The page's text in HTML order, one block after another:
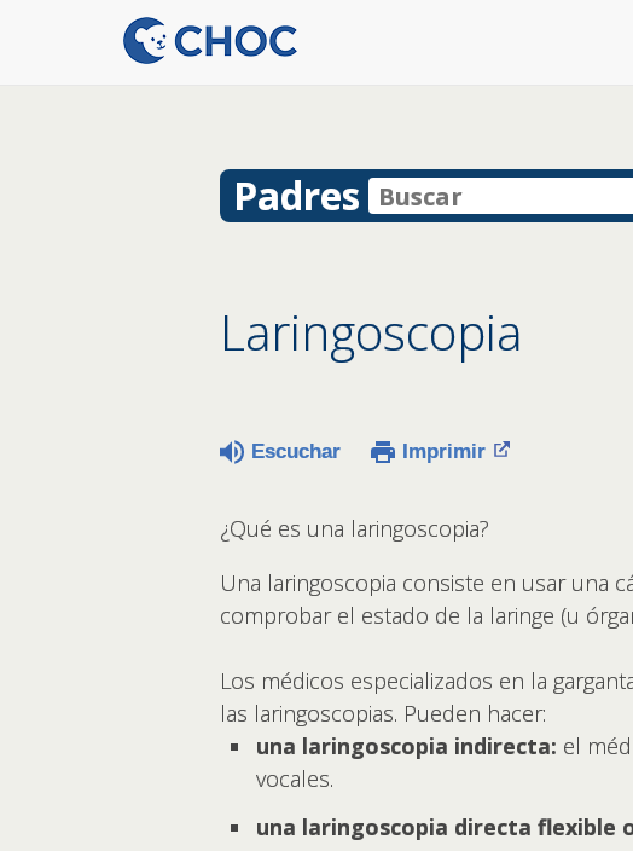
Padres
Laringoscopia
Escuchar Imprimir
¿Qué es una laringoscopia?
Una laringoscopia consiste en usar una
comprobar el estado de la laringe (u
Los médicos especializados en la
las laringoscopias. Pueden hacer:
una laringoscopia indirecta: el
vocales.
una laringoscopia directa flexible